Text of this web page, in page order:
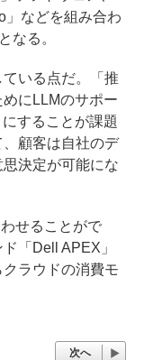
」などを組み合わ
なる。
いる点だ。「推
にLLMのサポー
することが課題
顧客は自社のデ
決定が可能にな
せることがで
「Dell APEX」
ラウドの消費モ
次へ